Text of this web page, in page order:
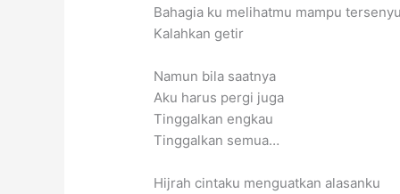
Bahagia ku melihatmu mampu
Kalahkan getir
Namun bila saatnya
Aku harus pergi juga
Tinggalkan engkau
Tinggalkan semua…
Hijrah cintaku menguatkan alasanku